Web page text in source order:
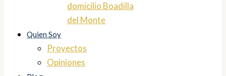
domicilio Boadilla
del Monte
Quien Soy
Proyectos
Opiniones